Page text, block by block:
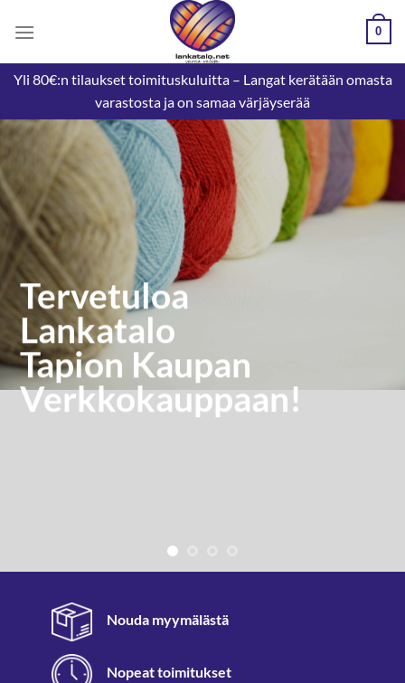
0
Yli 80€:n tilaukset toimituskuluitta – Langat kerätään omasta
varastosta ja on samaa värjäyserää
Tervetuloa
Lankatalo
Tapion Kaupan
Verkkokauppaan!
Nouda myymälästä
Nopeat toimitukset